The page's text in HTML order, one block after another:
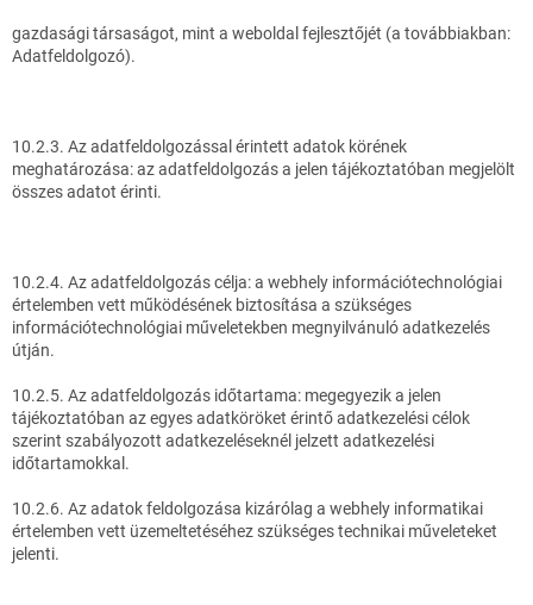
gazdasági társaságot, mint a weboldal fejlesztőjét (a továbbiakban:
Adatfeldolgozó).
10.2.3. Az adatfeldolgozással érintett adatok körének
meghatározása: az adatfeldolgozás a jelen tájékoztatóban megjelölt
összes adatot érinti.
10.2.4. Az adatfeldolgozás célja: a webhely információtechnológiai
értelemben vett működésének biztosítása a szükséges
információtechnológiai műveletekben megnyilvánuló adatkezelés
útján.
10.2.5. Az adatfeldolgozás időtartama: megegyezik a jelen
tájékoztatóban az egyes adatköröket érintő adatkezelési célok
szerint szabályozott adatkezeléseknél jelzett adatkezelési
időtartamokkal.
10.2.6. Az adatok feldolgozása kizárólag a webhely informatikai
értelemben vett üzemeltetéséhez szükséges technikai műveleteket
jelenti.